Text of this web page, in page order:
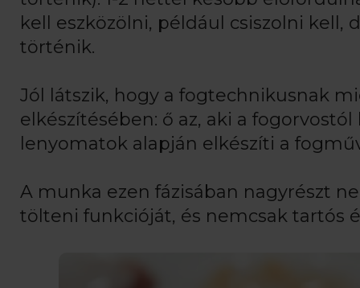
kell eszközölni, például csiszolni
történik.
Jól látszik, hogy a fogtechnikusnak
elkészítésében: ő az, aki a
lenyomatok alapján elkészíti a
A munka ezen fázisában nagyrészt
tölteni funkcióját, és nemcsak tartós